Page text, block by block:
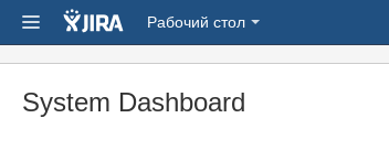
Рабочий стол
System Dashboard